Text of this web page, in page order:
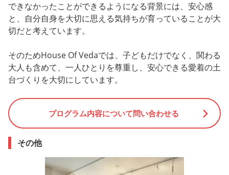
できなかったことができるようになる背景には、安心感
と、自分自身を大切に思える気持ちが育っていることが大
切だと考えています。
そのためHouse Of Vedaでは、子どもだけでなく、関わる
大人も含めて、一人ひとりを尊重し、安心できる愛着の土
台づくりを大切にしています。
プログラム内容について問い合わせる
その他